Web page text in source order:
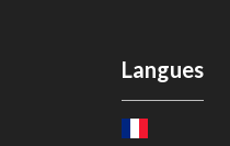
Langues